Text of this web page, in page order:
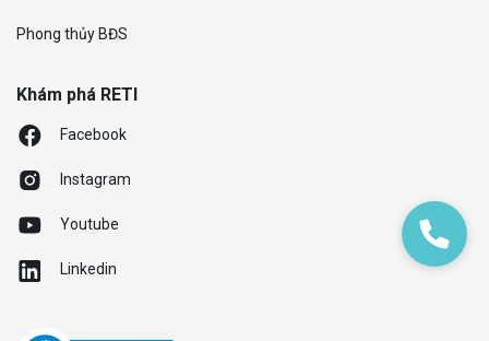
Phong thủy BĐS
Khám phá RETI
Facebook
Instagram
Youtube
Linkedin